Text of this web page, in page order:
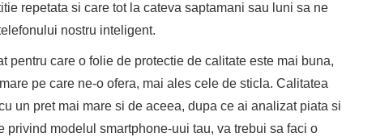
repetata si care tot la cateva saptamani sau luni sa ne
nostru inteligent.
pentru care o folie de protectie de calitate este mai buna,
pe care ne-o ofera, mai ales cele de sticla. Calitatea
un pret mai mare si de aceea, dupa ce ai analizat piata si
privind modelul smartphone-uui tau, va trebui sa faci o